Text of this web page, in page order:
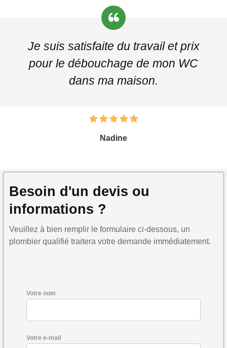
Je suis satisfaite du travail et prix
pour le débouchage de mon WC
dans ma maison.
Nadine
Besoin d'un devis ou
informations ?
Veuillez à bien remplir le formulaire ci-dessous, un
plombier qualifié traitera votre demande immédiatement.
Votre nom
Votre e-mail